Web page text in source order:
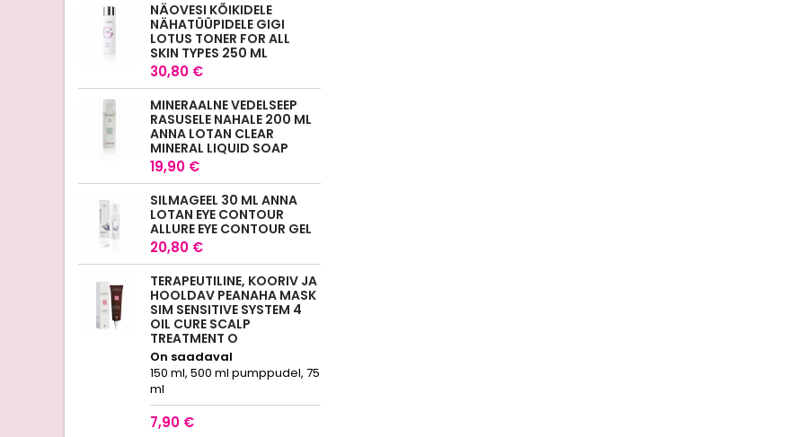
NÄOVESI KÕIKIDELE
NÄHATÜÜPIDELE GIGI
LOTUS TONER FOR ALL
SKIN TYPES 250 ML
30,80 €
MINERAALNE VEDELSEEP
RASUSELE NAHALE 200 ML
ANNA LOTAN CLEAR
MINERAL LIQUID SOAP
19,90 €
SILMAGEEL 30 ML ANNA
LOTAN EYE CONTOUR
ALLURE EYE CONTOUR GEL
20,80 €
TERAPEUTILINE, KOORIV JA
HOOLDAV PEANAHA MASK
SIM SENSITIVE SYSTEM 4
OIL CURE SCALP
TREATMENT O
On saadaval
150 ml, 500 ml pumppudel, 75
ml
7,90 €